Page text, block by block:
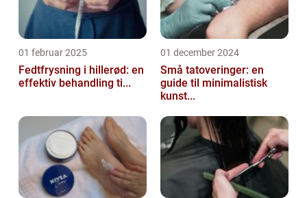
01 februar 2025
Fedtfrysning i hillerød: en
effektiv behandling ti...
01 december 2024
Små tatoveringer: en
guide til minimalistisk
kunst...